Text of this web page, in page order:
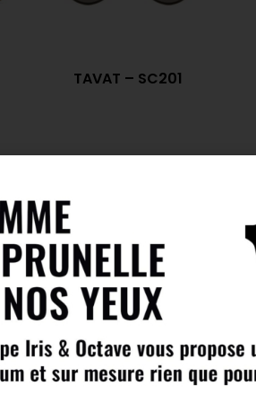
TAVAT – SC201
TAVAT – TT502